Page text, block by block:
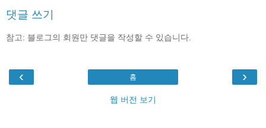
댓글 쓰기
참고: 블로그의 회원만 댓글을 작성할 수 있습니다.
‹ ›
홈
웹 버전 보기